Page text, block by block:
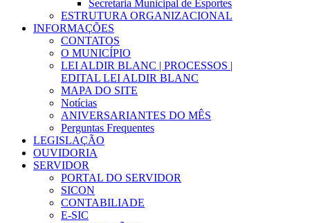
Secretaria Municipal de Esportes
ESTRUTURA ORGANIZACIONAL
INFORMAÇÕES
CONTATOS
O MUNICÍPIO
LEI ALDIR BLANC | PROCESSOS |
EDITAL LEI ALDIR BLANC
MAPA DO SITE
Notícias
ANIVERSARIANTES DO MÊS
Perguntas Frequentes
LEGISLAÇÃO
OUVIDORIA
SERVIDOR
PORTAL DO SERVIDOR
SICON
CONTABILIADE
E-SIC